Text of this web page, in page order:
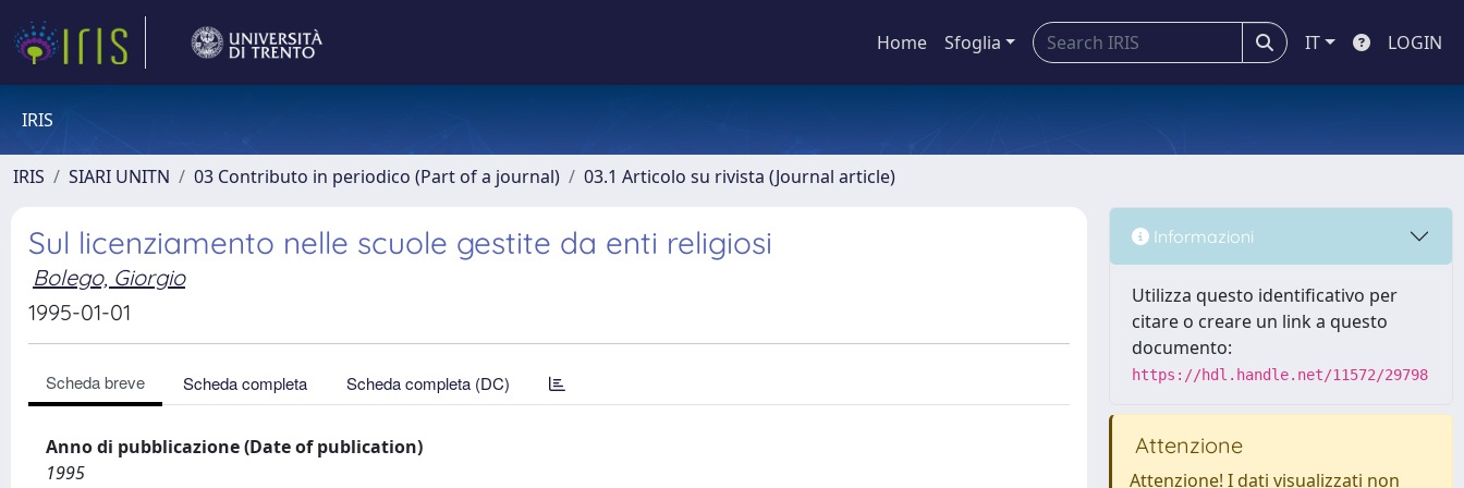
Home Sfoglia IT LOGIN
IRIS
IRIS SIARI UNITN 03 Contributo in periodico (Part of a journal) 03.1 Articolo su rivista (Journal article)
Sul licenziamento nelle scuole gestite da enti religiosi
Bolego, Giorgio
1995-01-01
Scheda breve Scheda completa Scheda completa (DC)
Anno di pubblicazione (Date of publication)
1995
Informazioni
Utilizza questo identificativo per
citare o creare un link a questo
documento:
https://hdl.handle.net/11572/29798
Attenzione
Attenzione! I dati visualizzati non